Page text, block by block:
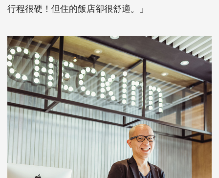
行程很硬！但住的飯店卻很舒適。」